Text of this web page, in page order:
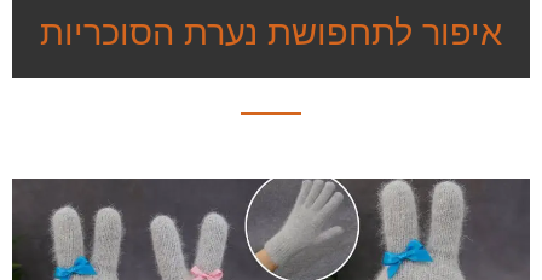
איפור לתחפושת נערת הסוכריות